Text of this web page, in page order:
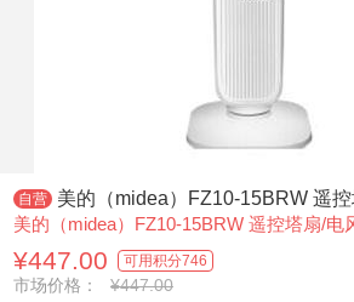
自营
美的（midea）FZ10-15BRW 遥
美的（midea）FZ10-15BRW 遥控塔扇/电
¥447.00 可用积分746
市场价格：
¥447.00